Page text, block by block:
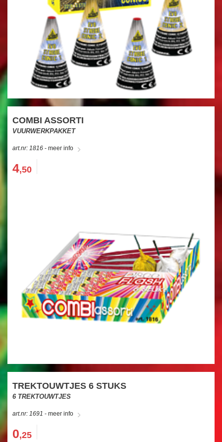
COMBI ASSORTI
VUURWERKPAKKET
art.nr: 1816 - meer info
4,50
TREKTOUWTJES 6 STUKS
6 TREKTOUWTJES
art.nr: 1691 - meer info
0,25